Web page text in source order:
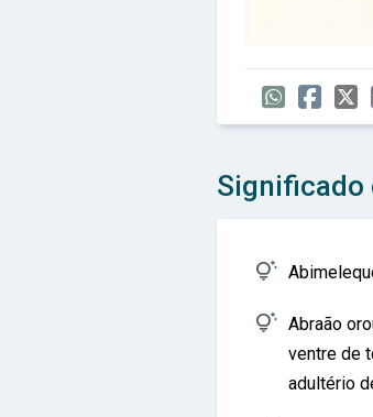
Significado

 Abraão
ventre de
adultério